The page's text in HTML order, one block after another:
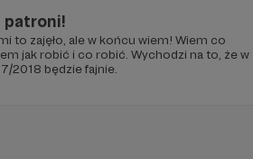
patroni!
to zajęło, ale w końcu wiem! Wiem co
jak robić i co robić. Wychodzi na to, że w
2018 będzie fajnie.